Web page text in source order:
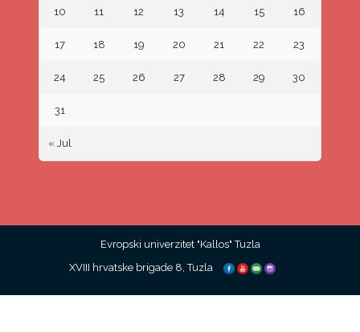
« Jul
10 11 12 13 14 15 16
17 18 19 20 21 22 23
24 25 26 27 28 29 30
31
Evropski univerzitet "Kallos" Tuzla
XVIII hrvatske brigade 8, Tuzla